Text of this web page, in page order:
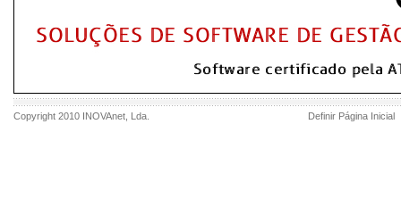
Copyright 2010 INOVAnet , Lda. Definir Página Inicial